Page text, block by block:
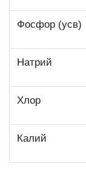
Фосфор (усв)
Натрий
Хлор
Калий